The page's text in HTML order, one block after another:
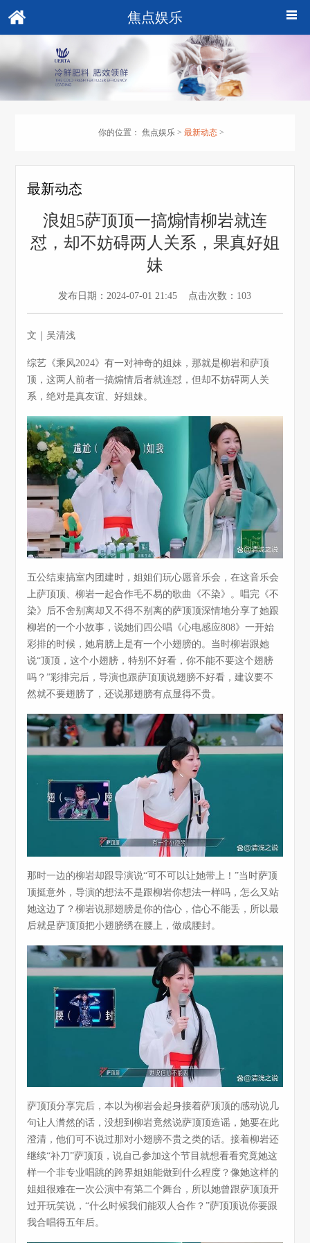
焦点娱乐
你的位置： 焦点娱乐 > 最新动态 >
最新动态
浪姐5萨顶顶一搞煽情柳岩就连
怼，却不妨碍两人关系，果真好姐
妹
发布日期：2024-07-01 21:45 点击次数：103
文｜吴清浅
综艺《乘风2024》有一对神奇的姐妹，那就是柳岩和萨顶
顶，这两人前者一搞煽情后者就连怼，但却不妨碍两人关
系，绝对是真友谊、好姐妹。
五公结束搞室内团建时，姐姐们玩心愿音乐会，在这音乐会
上萨顶顶、柳岩一起合作毛不易的歌曲《不染》。唱完《不
染》后不舍别离却又不得不别离的萨顶顶深情地分享了她跟
柳岩的一个小故事，说她们四公唱《心电感应808》一开始
彩排的时候，她肩膀上是有一个小翅膀的。当时柳岩跟她
说“顶顶，这个小翅膀，特别不好看，你不能不要这个翅膀
吗？”彩排完后，导演也跟萨顶顶说翅膀不好看，建议要不
然就不要翅膀了，还说那翅膀有点显得不贵。
那时一边的柳岩却跟导演说“可不可以让她带上！”当时萨顶
顶挺意外，导演的想法不是跟柳岩你想法一样吗，怎么又站
她这边了？柳岩说那翅膀是你的信心，信心不能丢，所以最
后就是萨顶顶把小翅膀绣在腰上，做成腰封。
萨顶顶分享完后，本以为柳岩会起身接着萨顶顶的感动说几
句让人潸然的话，没想到柳岩竟然说萨顶顶造谣，她要在此
澄清，他们可不说过那对小翅膀不贵之类的话。接着柳岩还
继续“补刀”萨顶顶，说自己参加这个节目就想看看究竟她这
样一个非专业唱跳的跨界姐姐能做到什么程度？像她这样的
姐姐很难在一次公演中有第二个舞台，所以她曾跟萨顶顶开
过开玩笑说，“什么时候我们能双人合作？”萨顶顶说你要跟
我合唱得五年后。